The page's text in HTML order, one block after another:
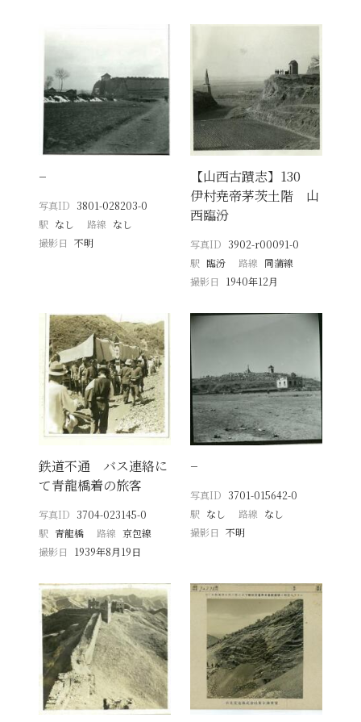
−
写真ID 3801-028203-0
駅 なし 路線 なし
撮影日
不明
【山西古蹟志】130
伊村尭帝茅茨土階 山
西臨汾
写真ID 3902-r00091-0
駅 臨汾 路線 同蒲線
撮影日
1940年12月
鉄道不通 バス連絡に
て青龍橋着の旅客
写真ID 3704-023145-0
駅 青龍橋 路線 京包線
撮影日
1939年8月19日
−
写真ID 3701-015642-0
駅 なし 路線 なし
撮影日 不明